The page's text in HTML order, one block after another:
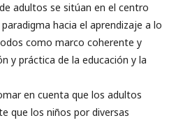
adultos se sitúan en el centro
hacia el aprendizaje a lo
como marco coherente y
y práctica de la educación y la
en cuenta que los adultos
que los niños por diversas